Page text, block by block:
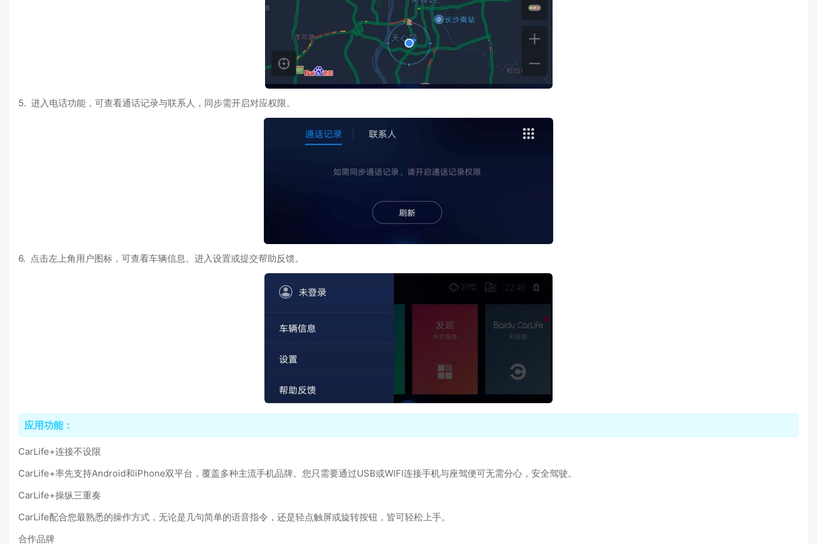
5. 进入电话功能，可查看通话记录与联系人，同步需开启对应权限。
6. 点击左上角用户图标，可查看车辆信息、进入设置或提交帮助反馈。
应用功能：
CarLife+连接不设限
CarLife+率先支持Android和iPhone双平台，覆盖多种主流手机品牌。您只需要通过USB或WIFI连接手机与座驾便可无需分心，安全驾驶。
CarLife+操纵三重奏
CarLife配合您最熟悉的操作方式，无论是几句简单的语音指令，还是轻点触屏或旋转按钮，皆可轻松上手。
合作品牌